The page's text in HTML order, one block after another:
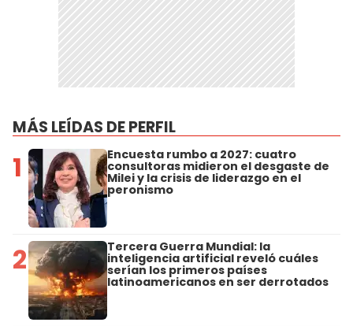
MÁS LEÍDAS DE PERFIL
1 Encuesta rumbo a 2027: cuatro
consultoras midieron el desgaste de
Milei y la crisis de liderazgo en el
peronismo
2 Tercera Guerra Mundial: la
inteligencia artificial reveló cuáles
serían los primeros países
latinoamericanos en ser derrotados